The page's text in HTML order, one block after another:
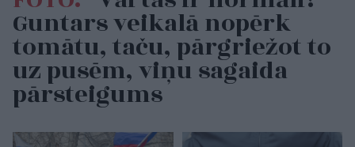
Guntars veikalā nopērk
tomātu, taču, pārgriežot to
uz pusēm, viņu sagaida
pārsteigums